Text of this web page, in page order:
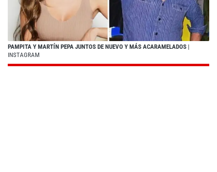
PAMPITA Y MARTÍN PEPA JUNTOS DE NUEVO Y MÁS ACARAMELADOS |
INSTAGRAM